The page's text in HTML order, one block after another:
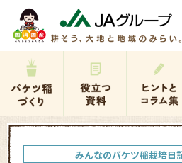
みんなのバケツ稲栽培日